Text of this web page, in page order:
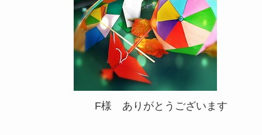
F様 ありがとうございます